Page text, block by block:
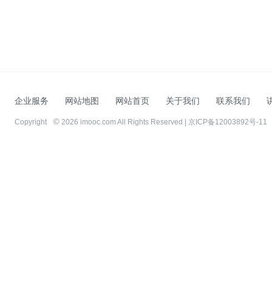
企业服务 网站地图 网站首页 关于我们 联系我们
Copyright 2026 imooc.com All Rights Reserved | 京ICP备12003892号-11